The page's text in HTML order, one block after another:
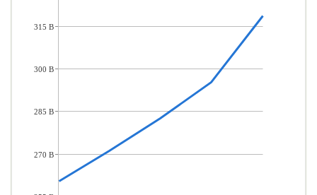
315 B
300 B
285 B
270 B